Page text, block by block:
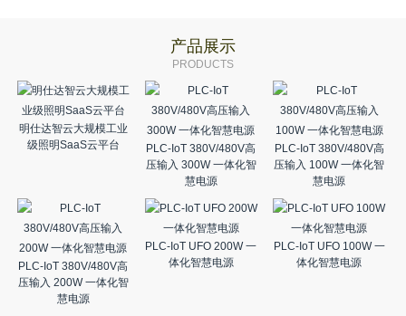
产品展示
PRODUCTS
明仕达智云大规模工业
级照明SaaS云平台
PLC-IoT 380V/480V高
压输入 300W 一体化智
慧电源
PLC-IoT 380V/480V高
压输入 100W 一体化智
慧电源
PLC-IoT 380V/480V高
压输入 200W 一体化智
慧电源
PLC-IoT UFO 200W 一
体化智慧电源
PLC-IoT UFO 100W 一
体化智慧电源